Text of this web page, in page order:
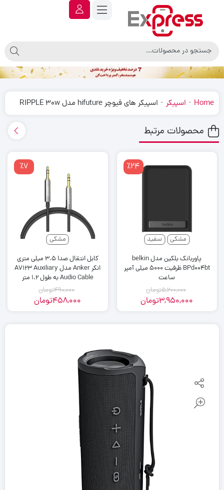
Home
- اسپیکر - اسپیکر های فیوچر hifuture مدل RIPPLE 30w
محصولات مرتبط
مشکی سفید
٪24
پاوربانک بلکین مدل belkin
BPd004bt ظرفیت 5000 میلی آمپر
ساعت
5,200,000تومان
3,950,000تومان
مشکی
٪7
کابل انتقال صدا 3.5 میلی متری
انکر Anker مدل A7123 Auxiliary
Audio Cable به طول 1.2 متر
490,000تومان
458,000تومان